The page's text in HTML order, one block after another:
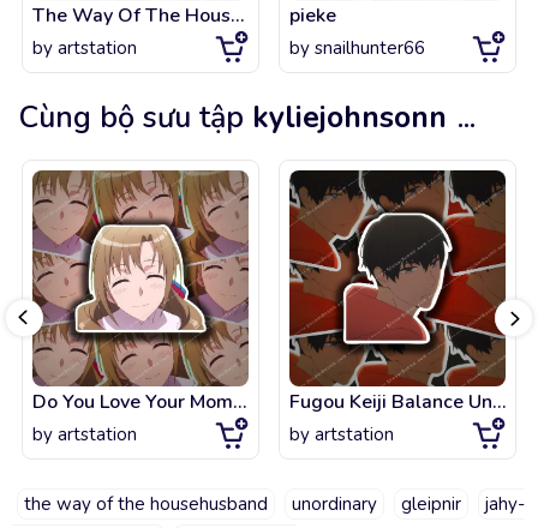
The Way Of The Househusband FanArt!
by artstation
pieke
by snailhunter66
Cùng bộ sưu tập kyliejohnsonn ...
Do You Love Your Mom and Her Two-Hit Multi-Target Attacks Isekai Tsuujou Kougek
by artstation
Fugou Keiji Balance Unlimited The Millionaire Detective - Balance Unlimited
by artstation
the way of the househusband unordinary gleipnir
jahy-